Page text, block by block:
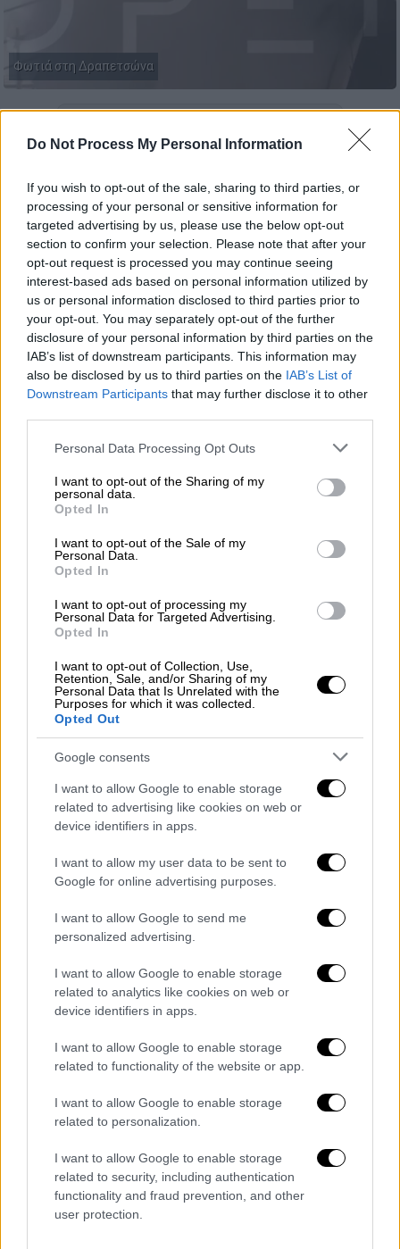
Do Not Process My Personal Information
If you wish to opt-out of the sale, sharing to third parties, or
processing of your personal or sensitive information for
targeted advertising by us, please use the below opt-out
section to confirm your selection. Please note that after your
opt-out request is processed you may continue seeing
interest-based ads based on personal information utilized by
us or personal information disclosed to third parties prior to
your opt-out. You may separately opt-out of the further
disclosure of your personal information by third parties on the
IAB’s list of downstream participants. This information may
also be disclosed by us to third parties on the IAB’s List of
Downstream Participants that may further disclose it to other
Please note that this website/app uses one or more Google
not limited to your visit or usage behaviour. You may click to
grant or deny consent to Google and its third-party tags to
use your data for below specified purposes in below Google
consent section.
Personal Data Processing Opt Outs
I want to opt-out of the Sharing of my
personal data.
Opted In
I want to opt-out of the Sale of my
Personal Data.
Opted In
I want to opt-out of processing my
Personal Data for Targeted Advertising.
Opted In
I want to opt-out of Collection, Use,
Retention, Sale, and/or Sharing of my
Personal Data that Is Unrelated with the
Purposes for which it was collected.
Opted Out
Google consents
I want to allow Google to enable storage
related to advertising like cookies on web or
device identifiers in apps.
I want to allow my user data to be sent to
Google for online advertising purposes.
I want to allow Google to send me
personalized advertising.
I want to allow Google to enable storage
related to analytics like cookies on web or
device identifiers in apps.
I want to allow Google to enable storage
related to functionality of the website or app.
I want to allow Google to enable storage
related to personalization.
I want to allow Google to enable storage
related to security, including authentication
functionality and fraud prevention, and other
user protection.
Φωτιά στη Δραπετσώνα
διαμέρισμα στη Δραπετσώναμε αποτέλεσμα
να απομακρυνθούν δυο άτομα, μια μητέρα με
το γιό της, ενώ η περιοχή έχει γεμίσει με
πυκνούς μαύρους καπνούς. Στο σημείο
επιχειρούν 6 πυροσβεστικά οχήματα και 20
πυροσβέστες.
Ηπυρκαγιά προκλήθηκε, σύμφωνα με τις
πρώτες πληροφορίες, από φιάλη υγραερίου
και γρήγορα επεκτάθηκε στο διαμέρισμα όσο
και στις γύρω κατοικίες.
ΔΙΑΒΑΣΤΕ ΕΠΙΣΗΣ
Ελλάδα|20.05.2026 21:52
Τι δείχνει η διασπορά για την οσμή
αερίου στην Αττική - Ο χάρτης με τις
«ύποπτες» περιοχές
Σύμφωνα με την ΕΡΤ, μία γυναίκα που
βρίσκεται στον 3ο όροφο αρνείται να
απομακρυνθεί από το διαμέρισμα, ενώ στο
σημείο της έχει παρασχεθεί οξυγόνο, καθώς
η ορατότητα είναι ιδιαίτερα περιορισμένη
λόγω των πυκνών καπνών.
Λόγω τωνέντονων καπνών
κατάσταση σοκ είναι η οικογένεια που
διέμενε στο διαμέρισμα που, όπως φαίνεται,
έχει καεί σχεδόν ολοσχερώς.
Τα σχολιά σας δημοσιεύονται άμεσα με δική σας ευθύνη. Το
ΕΘΝΟΣ θα παρεμβαίνει και τα προσβλητικά σχόλια θα
διαγράφονται
καταχώρηση